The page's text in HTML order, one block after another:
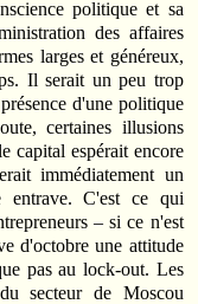
politique et sa
des affaires
larges et généreux,
Il serait un peu trop
d'une politique
certaines illusions
capital espérait encore
immédiatement un
entrave. C'est ce qui
– si ce n'est
d'octobre une attitude
pas au lock‑out. Les
secteur de Moscou